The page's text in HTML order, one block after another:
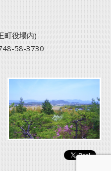
町役場内)
58-3730